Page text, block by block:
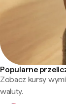
Popularne
Zobacz kursy
waluty.